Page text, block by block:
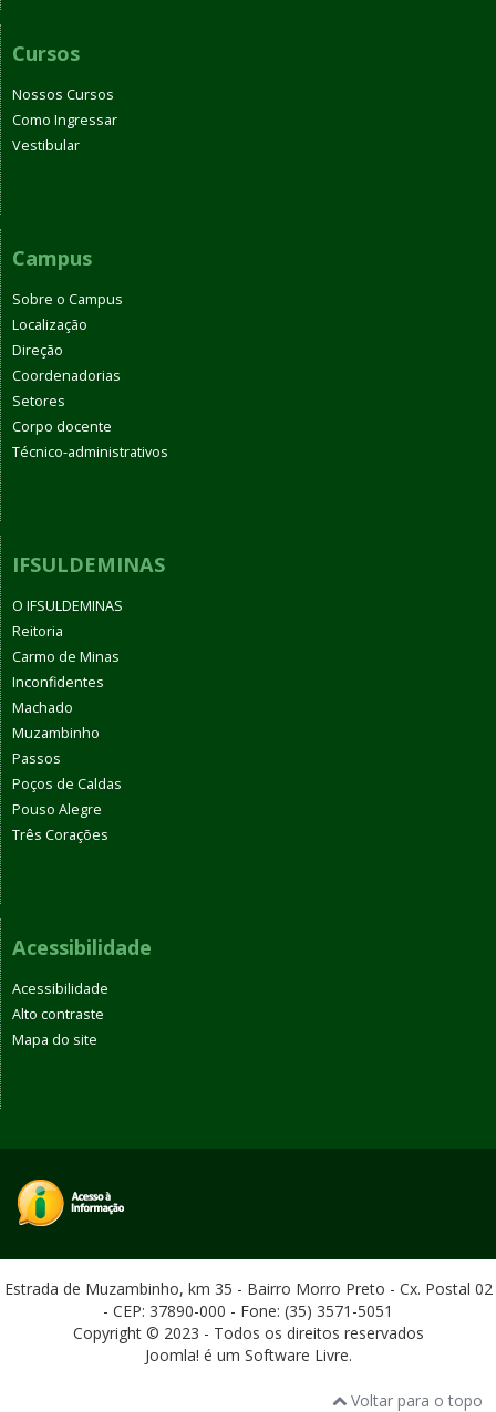
Cursos
Nossos Cursos
Como Ingressar
Vestibular
Campus
Sobre o Campus
Localização
Direção
Coordenadorias
Setores
Corpo docente
Técnico-administrativos
IFSULDEMINAS
O IFSULDEMINAS
Reitoria
Carmo de Minas
Inconfidentes
Machado
Muzambinho
Passos
Poços de Caldas
Pouso Alegre
Três Corações
Acessibilidade
Acessibilidade
Alto contraste
Mapa do site
Estrada de Muzambinho, km 35 - Bairro Morro Preto - Cx. Postal 02
- CEP: 37890-000 - Fone: (35) 3571-5051
Copyright © 2023 - Todos os direitos reservados
Joomla! é um Software Livre.
Voltar para o topo